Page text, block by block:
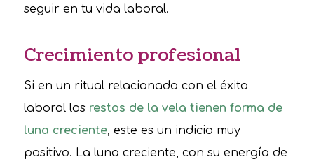
seguir en tu vida laboral.
Crecimiento profesional
Si en un ritual relacionado con el éxito
laboral los restos de la vela tienen forma de
luna creciente, este es un indicio muy
positivo. La luna creciente, con su energía de